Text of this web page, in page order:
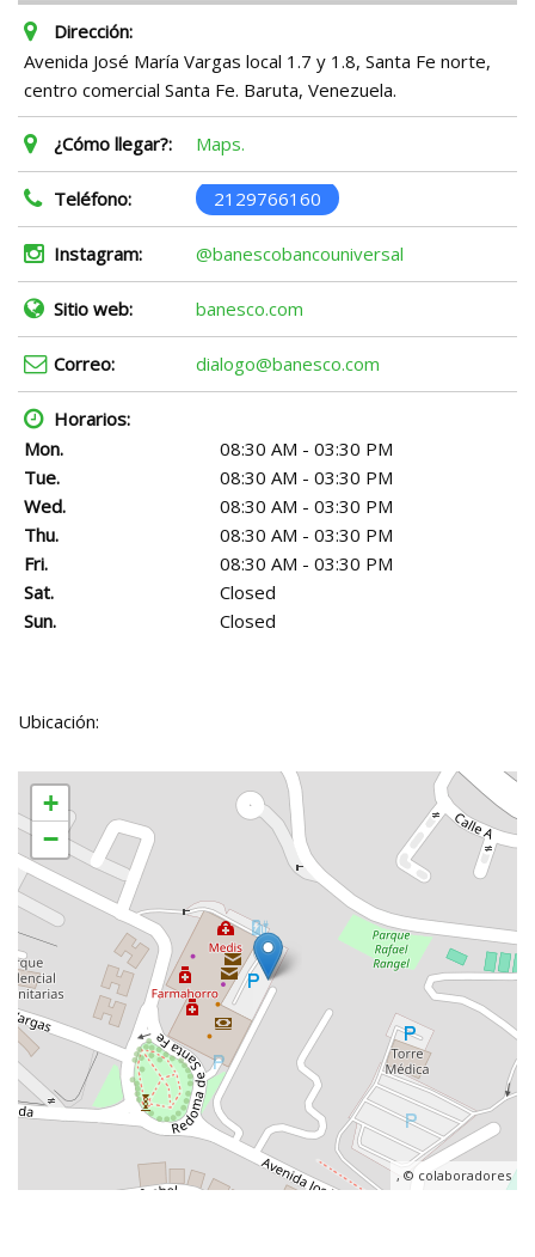
Dirección:
Avenida José María Vargas local 1.7 y 1.8, Santa Fe norte,
centro comercial Santa Fe. Baruta, Venezuela.
¿Cómo llegar?: Maps.
Teléfono: 2129766160
Instagram: @banescobancouniversal
Sitio web: banesco.com
Correo: dialogo@banesco.com
Horarios:
Mon.
08:30 AM - 03:30 PM
Tue.
08:30 AM - 03:30 PM
Wed.
08:30 AM - 03:30 PM
Thu.
08:30 AM - 03:30 PM
Fri.
08:30 AM - 03:30 PM
Sat.
Closed
Sun.
Closed
Ubicación:
+
−
, © colaboradores